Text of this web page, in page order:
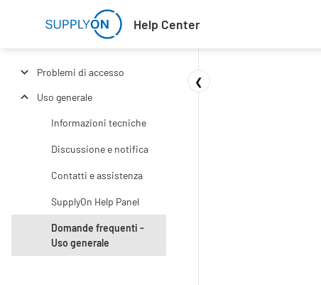
Skip to main content
Help Center
Problemi di accesso
Uso generale
Informazioni tecniche
Discussione e notifica
Contatti e assistenza
SupplyOn Help Panel
Domande frequenti -
Uso generale
❮